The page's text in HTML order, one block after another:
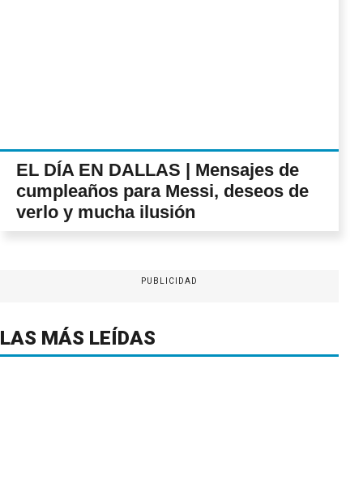
EL DÍA EN DALLAS | Mensajes de
cumpleaños para Messi, deseos de
verlo y mucha ilusión
PUBLICIDAD
LAS MÁS LEÍDAS